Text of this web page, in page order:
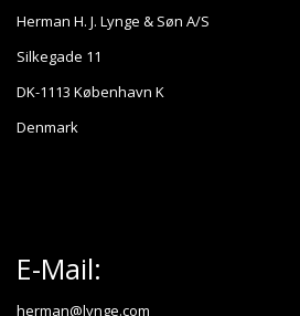
Herman H. J. Lynge & Søn A/S
Silkegade 11
DK-1113 København K
Denmark
E-Mail:
herman@lynge.com